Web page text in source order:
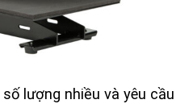
lượng nhiều và yêu cầu